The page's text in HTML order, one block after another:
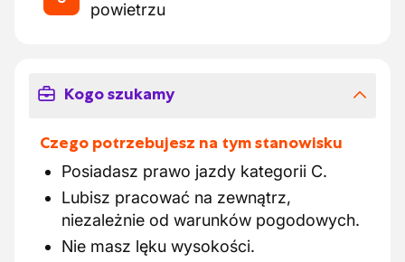
powietrzu
Kogo szukamy
Czego potrzebujesz na tym stanowisku
Posiadasz prawo jazdy kategorii C.
Lubisz pracować na zewnątrz,
niezależnie od warunków pogodowych.
Nie masz lęku wysokości.